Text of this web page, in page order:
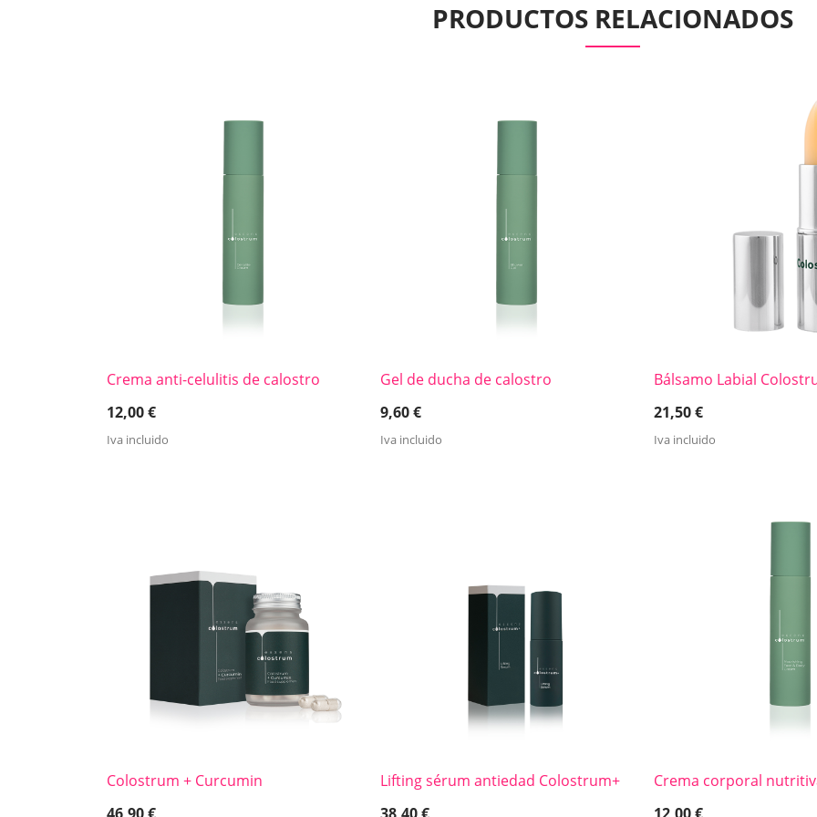
PRODUCTOS RELACIONADOS
Crema anti-celulitis de calostro
12,00€
Iva incluido
Gel de ducha de calostro
9,60€
Iva incluido
Bálsamo Labial
21,50€
Iva incluido
Colostrum + Curcumin
Lifting sérum antiedad Colostrum+
Crema corporal